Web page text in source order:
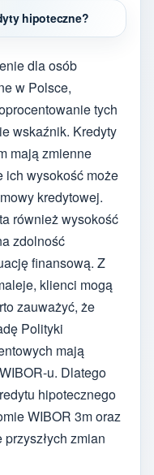
hipoteczne?
dla osób
w Polsce,
tych
wskaźnik. Kredyty
mają zmienne
ich wysokość może
kredytowej.
również wysokość
zdolność
finansową. Z
klienci mogą
zauważyć, że
Polityki
mają
u. Dlatego
hipotecznego
WIBOR 3m oraz
zmian